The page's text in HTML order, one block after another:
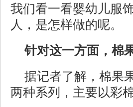
我们看一看婴幼儿服
人，是怎样做的呢。
针对这一方面，棉
据记者了解，棉果
两种系列，主要以彩